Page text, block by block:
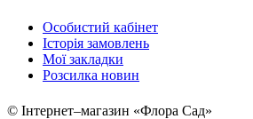
Особистий кабінет
Історія замовлень
Мої закладки
Розсилка новин
© Інтернет–магазин «Флора Сад»